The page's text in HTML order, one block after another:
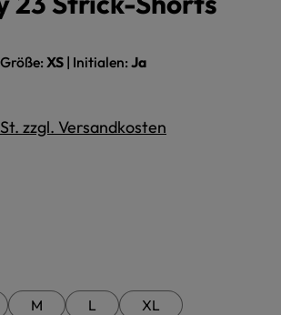
Größe: XS | Initialen: Ja
zzgl. Versandkosten
M L XL